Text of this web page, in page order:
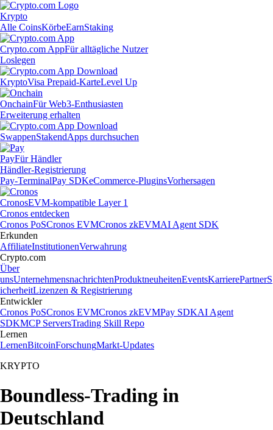
Krypto
Alle CoinsKörbeEarnStaking
Crypto.com AppFür alltägliche Nutzer
Loslegen
KryptoVisa Prepaid-KarteLevel Up
OnchainFür Web3-Enthusiasten
Erweiterung erhalten
SwappenStakendApps durchsuchen
PayFür Händler
Händler-Registrierung
Pay-TerminalPay SDKeCommerce-PluginsVorhersagen
CronosEVM-kompatible Layer 1
Cronos entdecken
Cronos PoSCronos EVMCronos zkEVMAI Agent SDK
Erkunden
AffiliateInstitutionenVerwahrung
Crypto.com
Über
unsUnternehmensnachrichtenProduktneuheitenEventsKarrierePartnerS
icherheitLizenzen & Registrierung
Entwickler
Cronos PoSCronos EVMCronos zkEVMPay SDKAI Agent
SDKMCP ServersTrading Skill Repo
Lernen
LernenBitcoinForschungMarkt-Updates
KRYPTO
Boundless-Trading in
Deutschland